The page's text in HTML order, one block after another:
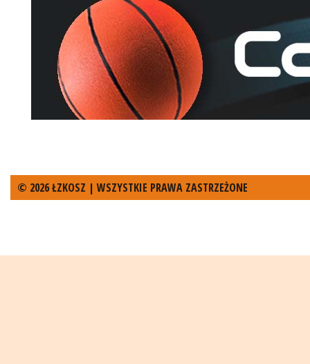
© 2026 ŁZKOSZ | WSZYSTKIE PRAWA ZASTRZEŻONE